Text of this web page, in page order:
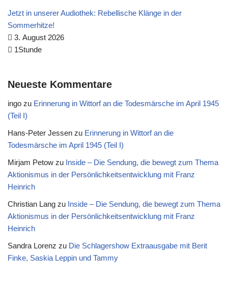
Jetzt in unserer Audiothek: Rebellische Klänge in der
Sommerhitze!
3. August 2026
1Stunde
Neueste Kommentare
ingo zu Erinnerung in Wittorf an die Todesmärsche im April 1945
(Teil I)
Hans-Peter Jessen zu Erinnerung in Wittorf an die
Todesmärsche im April 1945 (Teil I)
Mirjam Petow zu Inside – Die Sendung, die bewegt zum Thema
Aktionismus in der Persönlichkeitsentwicklung mit Franz
Heinrich
Christian Lang zu Inside – Die Sendung, die bewegt zum Thema
Aktionismus in der Persönlichkeitsentwicklung mit Franz
Heinrich
Sandra Lorenz zu Die Schlagershow Extraausgabe mit Berit
Finke, Saskia Leppin und Tammy